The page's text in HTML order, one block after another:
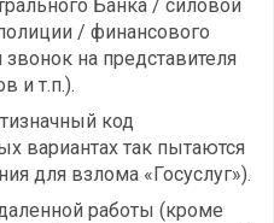
Банка / силовой
/ финансового
на представителя
и т.п.).
код
вариантах так пытаются
для взлома «Госуслуг»).
работы (кроме